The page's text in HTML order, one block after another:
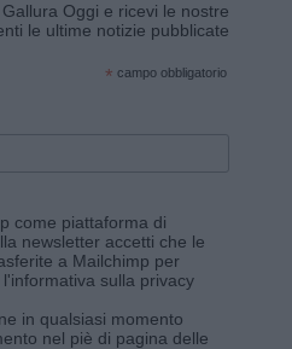
Oggi e ricevi le nostre
le ultime notizie pubblicate
* campo obbligatorio
come piattaforma di
newsletter accetti che le
a Mailchimp per
sulla privacy
in qualsiasi momento
nel piè di pagina delle